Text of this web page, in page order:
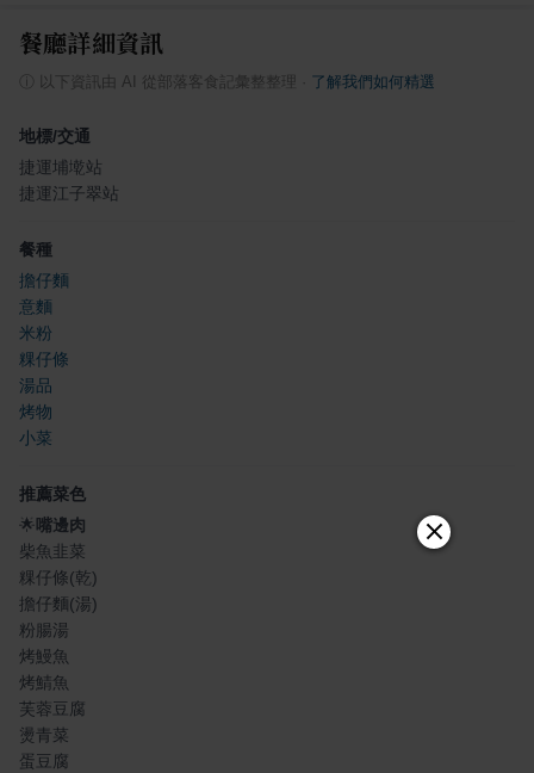
餐廳詳細資訊
以下資訊由 AI 從部落客食記彙整整理 了解我們如何精選
地標/交通
捷運埔墘站
捷運江子翠站
餐種
擔仔麵
意麵
米粉
粿仔條
湯品
烤物
小菜
推薦菜色
🌟嘴邊肉
柴魚韭菜
粿仔條(乾)
擔仔麵(湯)
粉腸湯
烤鰻魚
烤鯖魚
芙蓉豆腐
燙青菜
蛋豆腐